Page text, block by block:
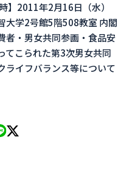
】2011年2月16日（水）
大学2号館5階508教室 内閣
者・男女共同参画・食品安
てこられた第3次男女共同
ライフバランス等について